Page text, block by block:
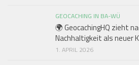
GEOCACHING IN BA-WÜ
🌍 GeocachingHQ zieht
Nachhaltigkeit als neuer
1. APRIL 2026